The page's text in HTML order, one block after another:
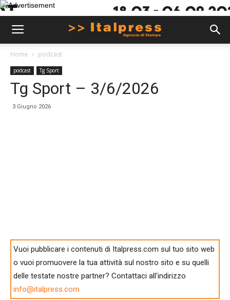
Home podcast
podcast Tg Sport
Tg Sport – 3/6/2026
3 Giugno 2026
Vuoi pubblicare i contenuti di Italpress.com sul tuo sito web
o vuoi promuovere la tua attività sul nostro sito e su quelli
delle testate nostre partner? Contattaci all'indirizzo
info@italpress.com